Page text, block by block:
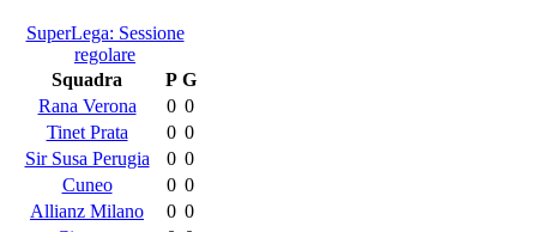
SuperLega: Sessione
regolare
Squadra
P G
Rana Verona
0 0
Tinet Prata
0 0
Sir Susa Perugia
0 0
Cuneo
0 0
Allianz Milano
0 0